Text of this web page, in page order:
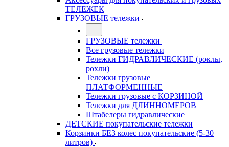
ТЕЛЕЖЕК
ГРУЗОВЫЕ тележки
ГРУЗОВЫЕ тележки
Все грузовые тележки
Тележки ГИДРАВЛИЧЕСКИЕ (роклы,
рохли)
Тележки грузовые
ПЛАТФОРМЕННЫЕ
Тележки грузовые с КОРЗИНОЙ
Тележки для ДЛИННОМЕРОВ
Штабелеры гидравлические
ДЕТСКИЕ покупательские тележки
Корзинки БЕЗ колес покупательские (5-30
литров)